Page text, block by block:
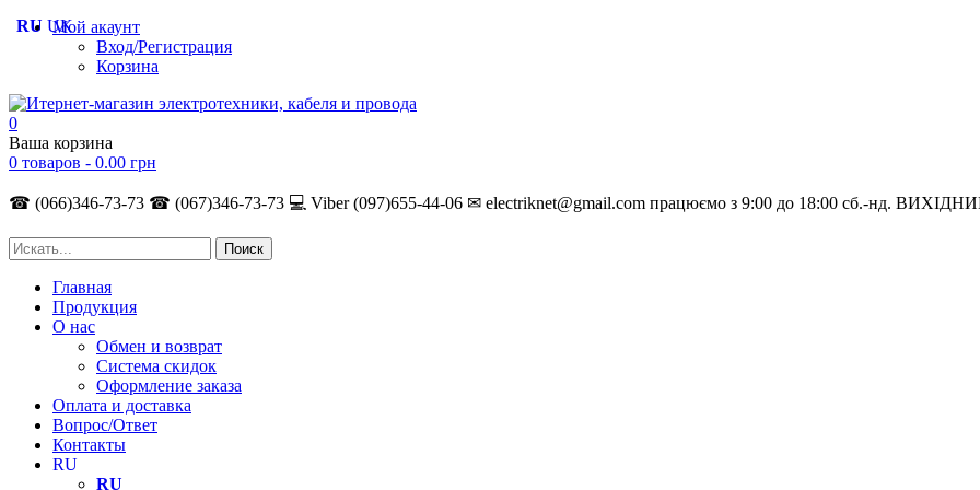
Мой акаунт
Вход/Регистрация
Корзина
0
Ваша корзина
0 товаров - 0.00 грн
☎ (066)346-73-73 ☎ (067)346-73-73 💻 Viber (097)655-44-06 ✉ electriknet@gmail.com працюємо з 9:00 до 18:00 сб.-нд.
Главная
Продукция
О нас
Обмен и возврат
Система скидок
Оформление заказа
Оплата и доставка
Вопрос/Ответ
Контакты
RU
RU
RU UK